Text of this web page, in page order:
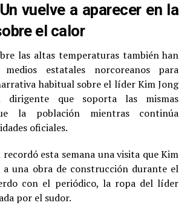
vuelve a aparecer en la
el calor
las altas temperaturas también han
estatales norcoreanos para
habitual sobre el líder Kim Jong
que soporta las mismas
la población mientras continúa
oficiales.
esta semana una visita que Kim
a una obra de construcción durante el
con el periódico, la ropa del líder
por el sudor.